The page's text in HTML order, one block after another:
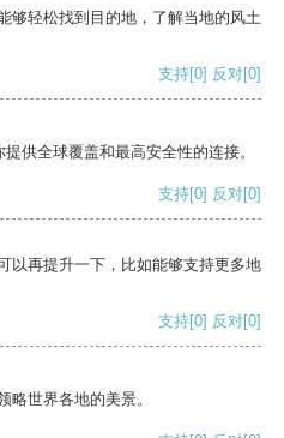
够轻松找到目的地，了解当地的风土
支持[0] 反对[0]
供全球覆盖和最高安全性的连接。
支持[0] 反对[0]
以再提升一下，比如能够支持更多地
支持[0] 反对[0]
略世界各地的美景。